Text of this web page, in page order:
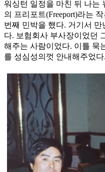
워싱턴 일정을 마친 뒤 나는
의 프리포트(Freeport)라는
번째 민박을 했다. 거기서 만
다. 보험회사 부사장이었던
해주는 사람이었다. 이틀 묵
를 성심성의껏 안내해주었다.